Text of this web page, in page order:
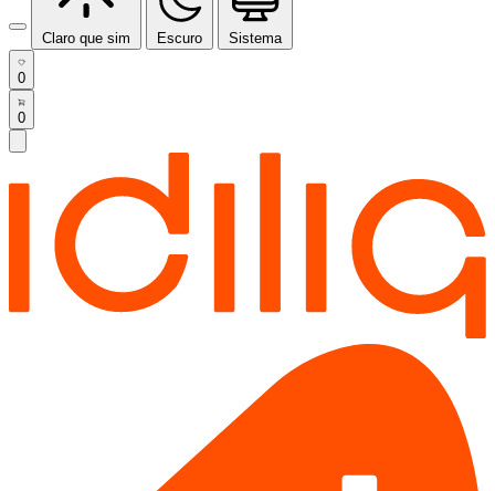
Claro que sim Escuro Sistema
0
0